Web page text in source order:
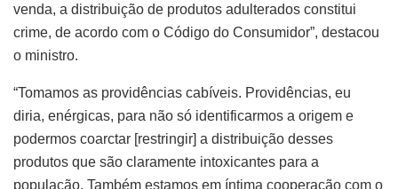
venda, a distribuição de produtos adulterados constitui
crime, de acordo com o Código do Consumidor”, destacou
o ministro.
“Tomamos as providências cabíveis. Providências, eu
diria, enérgicas, para não só identificarmos a origem e
podermos coarctar [restringir] a distribuição desses
produtos que são claramente intoxicantes para a
população. Também estamos em íntima cooperação com o